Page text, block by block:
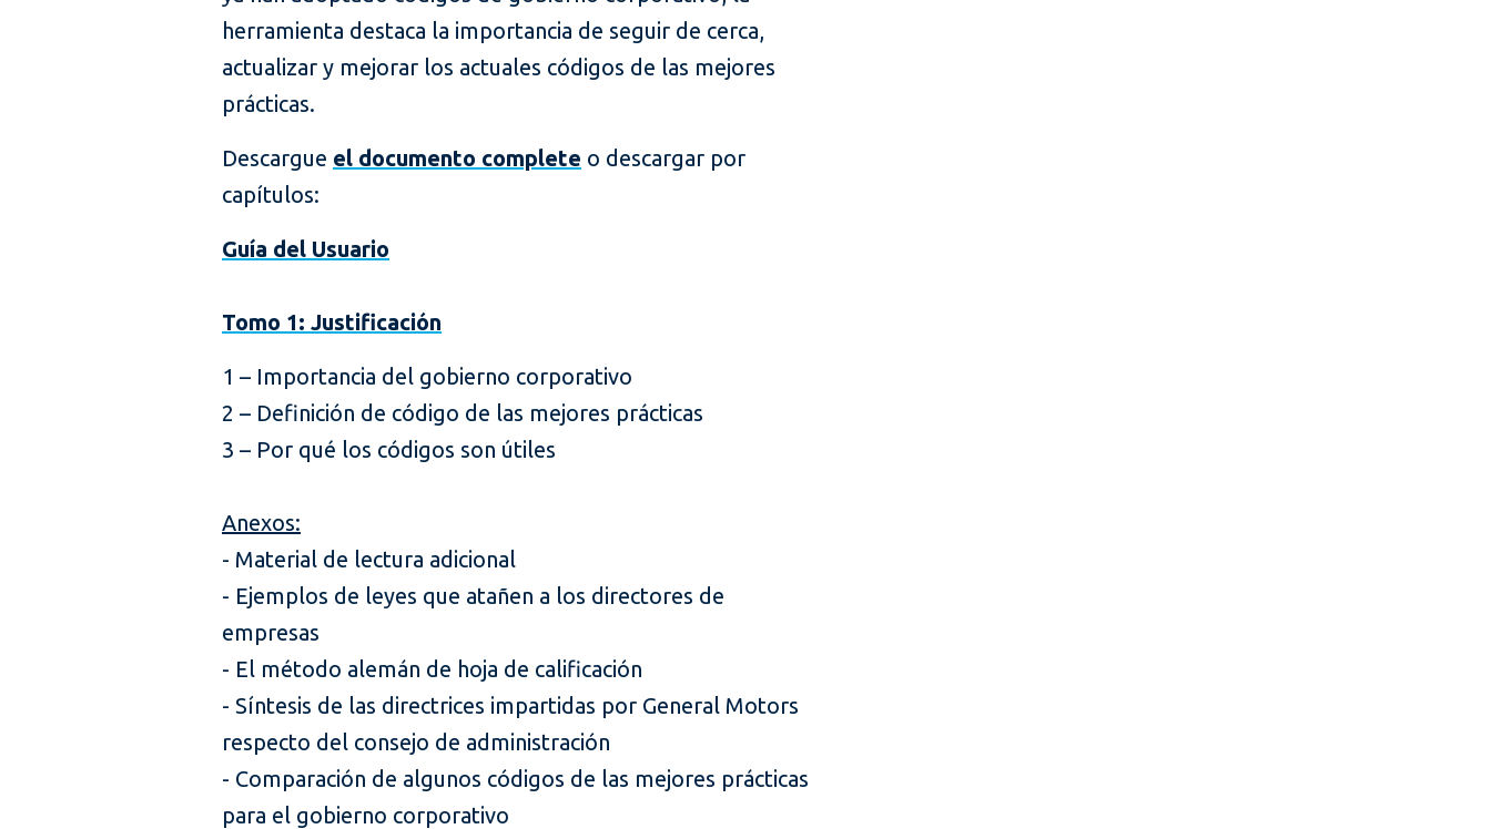
herramienta destaca la importancia de seguir de cerca,
actualizar y mejorar los actuales códigos de las mejores
prácticas.
Descargue el documento complete o descargar por
capítulos:
Guía del Usuario
Tomo 1: Justificación
1 – Importancia del gobierno corporativo
2 – Definición de código de las mejores prácticas
3 – Por qué los códigos son útiles
Anexos:
- Material de lectura adicional
- Ejemplos de leyes que atañen a los directores de
empresas
- El método alemán de hoja de calificación
- Síntesis de las directrices impartidas por General Motors
respecto del consejo de administración
- Comparación de algunos códigos de las mejores prácticas
para el gobierno corporativo